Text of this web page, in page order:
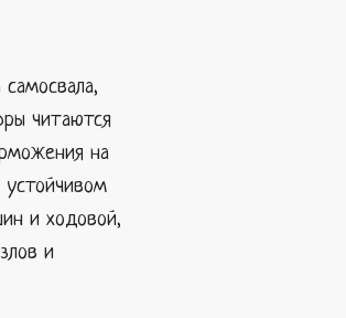
читаются
на
устойчивом
и ходовой,
и